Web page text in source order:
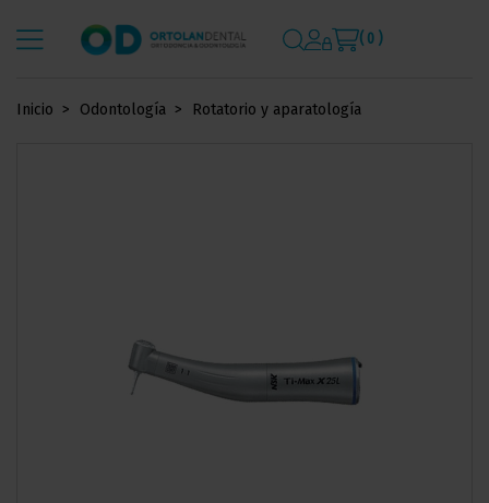
( 0 )
Inicio Odontología Rotatorio y aparatología